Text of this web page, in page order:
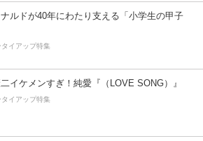
ルドが40年にわたり支える「小学生の甲子
タイアップ特集
イケメンすぎ！純愛『（LOVE SONG）』
タイアップ特集